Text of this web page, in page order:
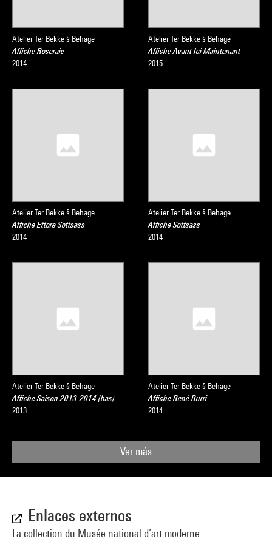
Atelier Ter Bekke § Behage
Affiche Roseraie
2014
Atelier Ter Bekke § Behage
Affiche Avant Ici Maintenant
2015
Atelier Ter Bekke § Behage
Affiche Ettore Sottsass
2014
Atelier Ter Bekke § Behage
Affiche Sottsass
2014
Atelier Ter Bekke § Behage
Affiche Saison 2013-2014 (bas)
2013
Atelier Ter Bekke § Behage
Affiche René Burri
2014
Ver más
Enlaces externos
La collection du Musée national d’art moderne